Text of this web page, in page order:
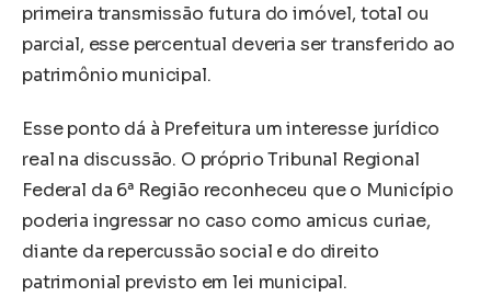
primeira transmissão futura do imóvel, total ou
parcial, esse percentual deveria ser transferido ao
patrimônio municipal.
Esse ponto dá à Prefeitura um interesse jurídico
real na discussão. O próprio Tribunal Regional
Federal da 6ª Região reconheceu que o Município
poderia ingressar no caso como amicus curiae,
diante da repercussão social e do direito
patrimonial previsto em lei municipal.